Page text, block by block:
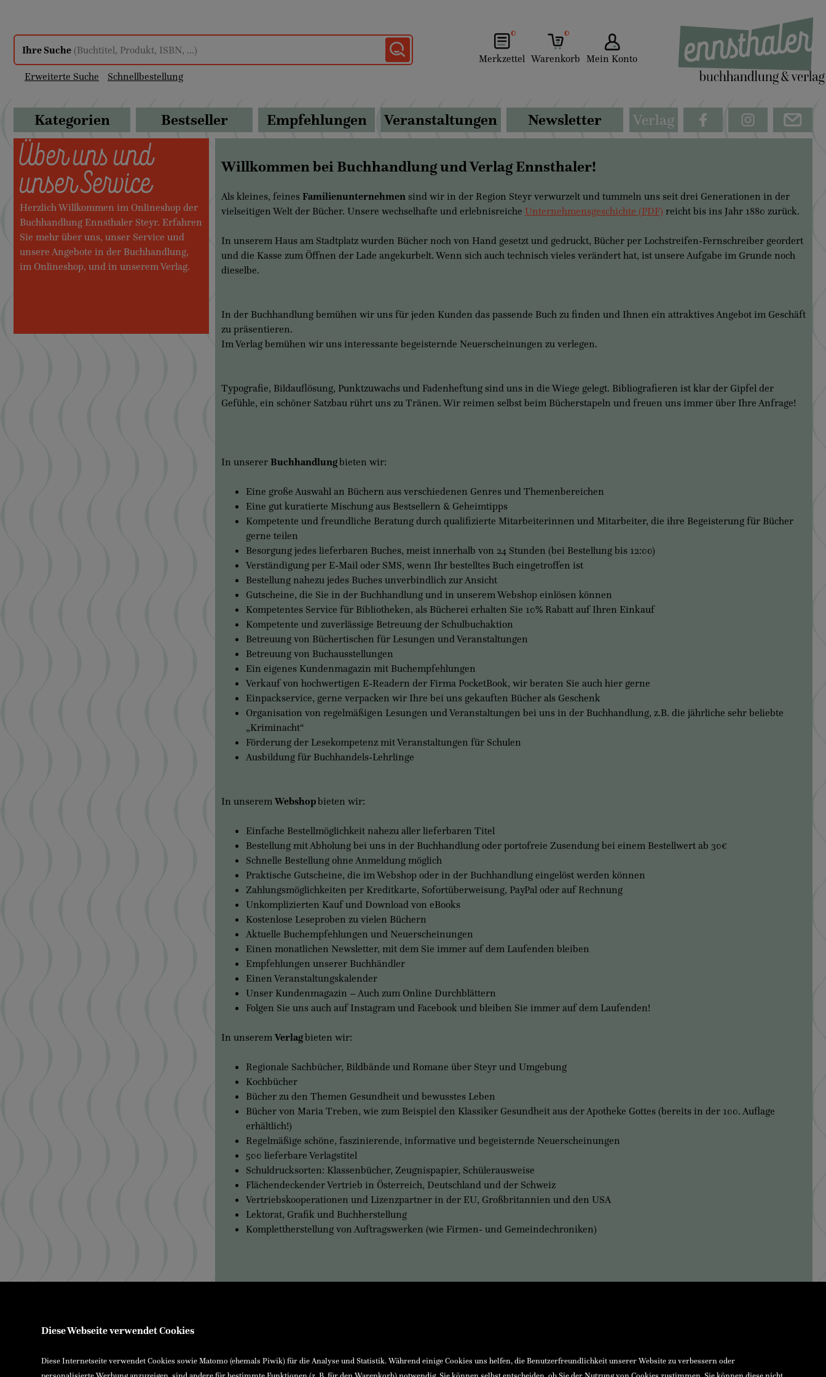
Ihre Suche (Buchtitel, Produkt, ISBN, ...)
Erweiterte Suche Schnellbestellung
0
Merkzettel
0
Warenkorb Mein Konto
Kategorien Bestseller Empfehlungen Veranstaltungen Newsletter Verlag
Über uns und
unser Service
Herzlich Willkommen im Onlineshop der
Buchhandlung Ennsthaler Steyr. Erfahren
Sie mehr über uns, unser Service und
unsere Angebote in der Buchhandlung,
im Onlineshop, und in unserem Verlag.
Willkommen bei Buchhandlung und Verlag Ennsthaler!
Als kleines, feines Familienunternehmensind wir in der Region Steyr verwurzelt und tummeln uns seit drei Generationen in der
vielseitigen Welt der Bücher. Unsere wechselhafte und erlebnisreiche Unternehmensgeschichte (PDF) reicht bis ins Jahr 1880 zurück.
In unserem Haus am Stadtplatz wurden Bücher noch von Hand gesetzt und gedruckt, Bücher per Lochstreifen-Fernschreiber geordert
und die Kasse zum Öffnen der Lade angekurbelt. Wenn sich auch technisch vieles verändert hat, ist unsere Aufgabe im Grunde noch
dieselbe.
In der Buchhandlung bemühen wir uns für jeden Kunden das passende Buch zu finden und Ihnen ein attraktives Angebot im Geschäft
zu präsentieren.
Im Verlag bemühen wir uns interessante begeisternde Neuerscheinungen zu verlegen.
Typografie, Bildauflösung, Punktzuwachs und Fadenheftung sind uns in die Wiege gelegt. Bibliografieren ist klar der Gipfel der
Gefühle, ein schöner Satzbau rührt uns zu Tränen. Wir reimen selbst beim Bücherstapeln und freuen uns immer über Ihre Anfrage!
In unserer Buchhandlungbieten wir:
Eine große Auswahl an Büchern aus verschiedenen Genres und Themenbereichen
Eine gut kuratierte Mischung aus Bestsellern & Geheimtipps
Kompetente und freundliche Beratung durch qualifizierte Mitarbeiterinnen und Mitarbeiter, die ihre Begeisterung für Bücher
gerne teilen
Besorgung jedes lieferbaren Buches, meist innerhalb von 24 Stunden (bei Bestellung bis 12:00)
Verständigung per E-Mail oder SMS, wenn Ihr bestelltes Buch eingetroffen ist
Bestellung nahezu jedes Buches unverbindlich zur Ansicht
Gutscheine, die Sie in der Buchhandlung und in unserem Webshop einlösen können
Kompetentes Service für Bibliotheken, als Bücherei erhalten Sie 10% Rabatt auf Ihren Einkauf
Kompetente und zuverlässige Betreuung der Schulbuchaktion
Betreuung von Büchertischen für Lesungen und Veranstaltungen
Betreuung von Buchausstellungen
Ein eigenes Kundenmagazin mit Buchempfehlungen
Verkauf von hochwertigen E-Readern der Firma PocketBook, wir beraten Sie auch hier gerne
Einpackservice, gerne verpacken wir Ihre bei uns gekauften Bücher als Geschenk
Organisation von regelmäßigen Lesungen und Veranstaltungen bei uns in der Buchhandlung, z.B. die jährliche sehr beliebte
„Kriminacht“
Förderung der Lesekompetenz mit Veranstaltungen für Schulen
Ausbildung für Buchhandels-Lehrlinge
In unseremWebshopbieten wir:
Einfache Bestellmöglichkeit nahezu aller lieferbaren Titel
Bestellung mit Abholung bei uns in der Buchhandlung oder portofreie Zusendung bei einem Bestellwert ab 30€
Schnelle Bestellung ohne Anmeldung möglich
Praktische Gutscheine, die im Webshop oder in der Buchhandlung eingelöst werden können
Zahlungsmöglichkeiten per Kreditkarte, Sofortüberweisung, PayPal oder auf Rechnung
Unkomplizierten Kauf und Download von eBooks
Kostenlose Leseproben zu vielen Büchern
Aktuelle Buchempfehlungen und Neuerscheinungen
Einen monatlichen Newsletter, mit dem Sie immer auf dem Laufenden bleiben
Empfehlungen unserer Buchhändler
Einen Veranstaltungskalender
Unser Kundenmagazin – Auch zum Online Durchblättern
Folgen Sie uns auch auf Instagram und Facebook und bleiben Sie immer auf dem Laufenden!
In unseremVerlagbieten wir:
Regionale Sachbücher, Bildbände und Romane über Steyr und Umgebung
Kochbücher
Bücher zu den Themen Gesundheit und bewusstes Leben
Bücher von Maria Treben, wie zum Beispiel den Klassiker Gesundheit aus der Apotheke Gottes (bereits in der 100. Auflage
erhältlich!)
Regelmäßige schöne, faszinierende, informative und begeisternde Neuerscheinungen
500 lieferbare Verlagstitel
Schuldrucksorten: Klassenbücher, Zeugnispapier, Schülerausweise
Flächendeckender Vertrieb in Österreich, Deutschland und der Schweiz
Vertriebskooperationen und Lizenzpartner in der EU, Großbritannien und den USA
Lektorat, Grafik und Buchherstellung
Komplettherstellung von Auftragswerken (wie Firmen- und Gemeindechroniken)
E-Reader & E-Books
Service für Bibliotheken
Raiffeisenkasse Haidershofen
+43(0)72 52 520 53
verlag@ennsthaler.at
Diese Webseite verwendet Cookies
Diese Internetseite verwendet Cookies sowie Matomo (ehemals Piwik) für die Analyse und Statistik. Während einige Cookies uns helfen, die Benutzerfreundlichkeit unserer Website zu verbessern oder